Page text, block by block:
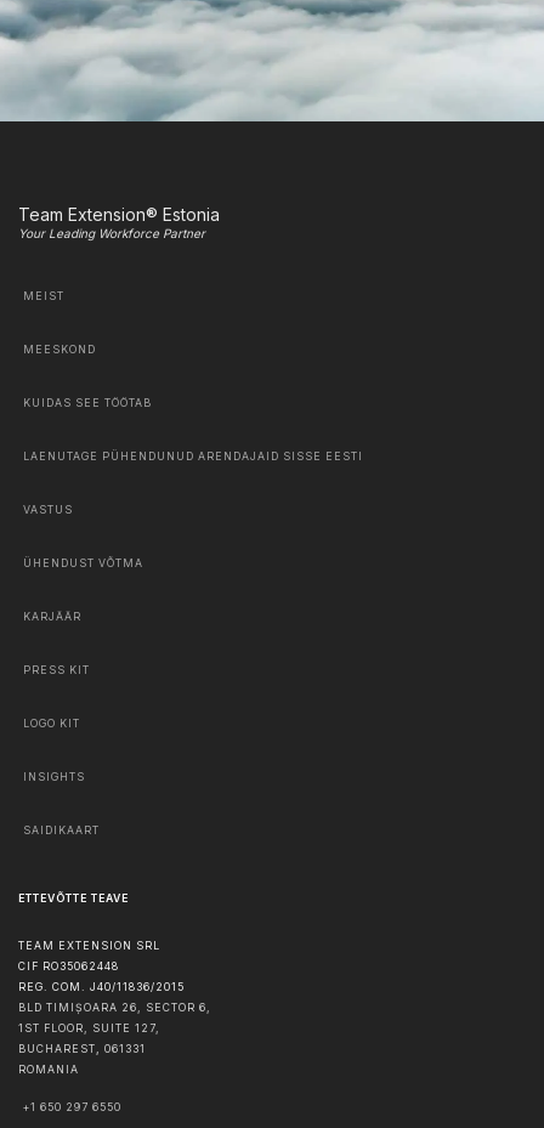
Team Extension® Estonia
Your Leading Workforce Partner
MEIST
MEESKOND
KUIDAS SEE TÖÖTAB
LAENUTAGE PÜHENDUNUD ARENDAJAID SISSE EESTI
VASTUS
ÜHENDUST VÕTMA
KARJÄÄR
PRESS KIT
LOGO KIT
INSIGHTS
SAIDIKAART
ETTEVÕTTE TEAVE
TEAM EXTENSION SRL
CIF RO35062448
REG. COM. J40/11836/2015
BLD TIMIȘOARA 26, SECTOR 6,
1ST FLOOR, SUITE 127,
BUCHAREST, 061331
ROMANIA
+1 650 297 6550